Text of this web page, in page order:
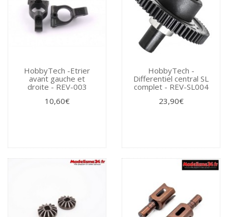
HobbyTech -Etrier
avant gauche et
droite - REV-003
10,60€
HobbyTech -
Differentiel central SL
complet - REV-SL004
23,90€